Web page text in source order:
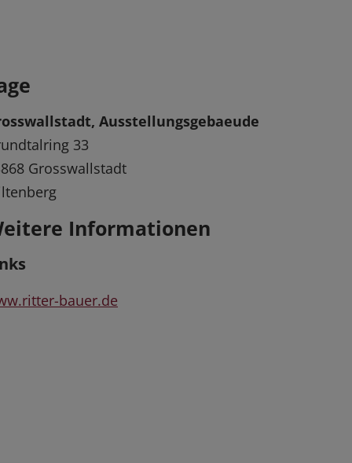
Ausstellungsgebaeude
33
Grosswallstadt
Informationen
bauer.de